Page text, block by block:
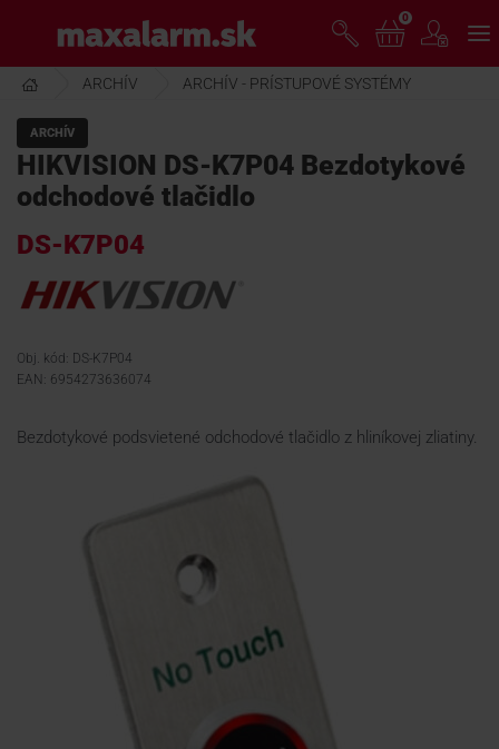
hlavnému
obsahu
www.maxalarm.sk
AKCIA MESIACA
PRODUKTY
0
ARCHÍV ARCHÍV - PRÍSTUPOVÉ SYSTÉMY
ARCHÍV
HIKVISION DS-K7P04 Bezdotykové
odchodové tlačidlo
DS-K7P04
Obj. kód: DS-K7P04
EAN: 6954273636074
Bezdotykové podsvietené odchodové tlačidlo z hliníkovej zliatiny.